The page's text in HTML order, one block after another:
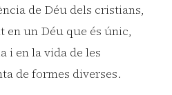
de Déu dels cristians,
en un Déu que és únic,
i en la vida de les
de formes diverses.